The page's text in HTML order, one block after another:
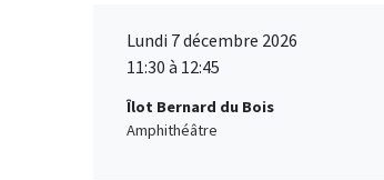
Lundi 7 décembre 2026
11:30 à 12:45
Îlot Bernard du Bois
Amphithéâtre